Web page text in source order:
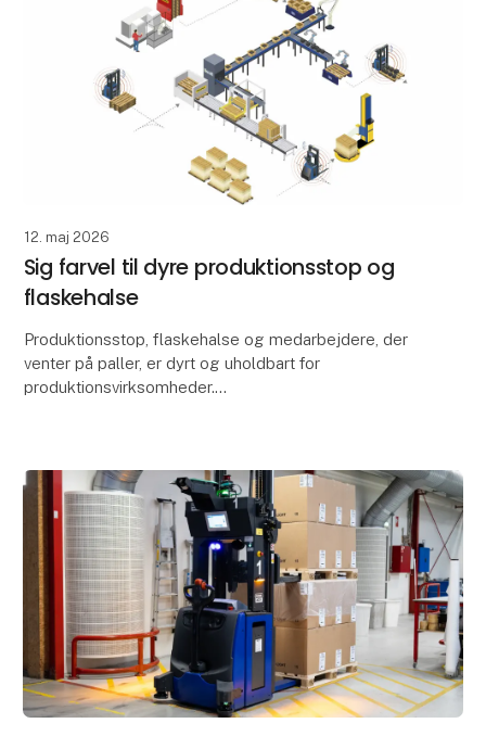
12. maj 2026
Sig farvel til dyre produktionsstop og
flaskehalse
Produktionsstop, flaskehalse og medarbejdere, der
venter på paller, er dyrt og uholdbart for
produktionsvirksomheder.